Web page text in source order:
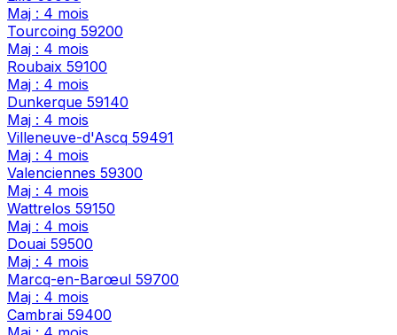
Maj : 4 mois
Tourcoing 59200
Maj : 4 mois
Roubaix 59100
Maj : 4 mois
Dunkerque 59140
Maj : 4 mois
Villeneuve-d'Ascq 59491
Maj : 4 mois
Valenciennes 59300
Maj : 4 mois
Wattrelos 59150
Maj : 4 mois
Douai 59500
Maj : 4 mois
Marcq-en-Barœul 59700
Maj : 4 mois
Cambrai 59400